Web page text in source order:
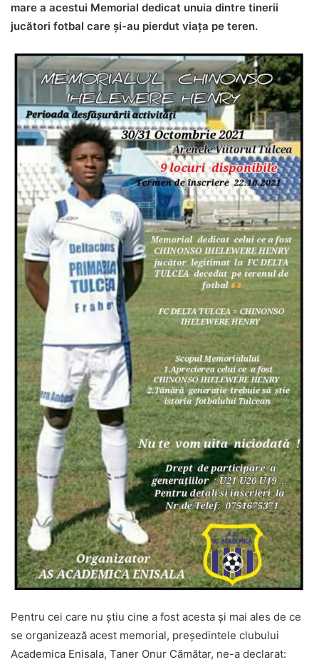
mare a acestui Memorial dedicat unuia dintre tinerii
jucători fotbal care şi-au pierdut viaţa pe teren.
Pentru cei care nu ştiu cine a fost acesta şi mai ales de ce
se organizează acest memorial, preşedintele clubului
Academica Enisala, Taner Onur Cămătar, ne-a declarat: